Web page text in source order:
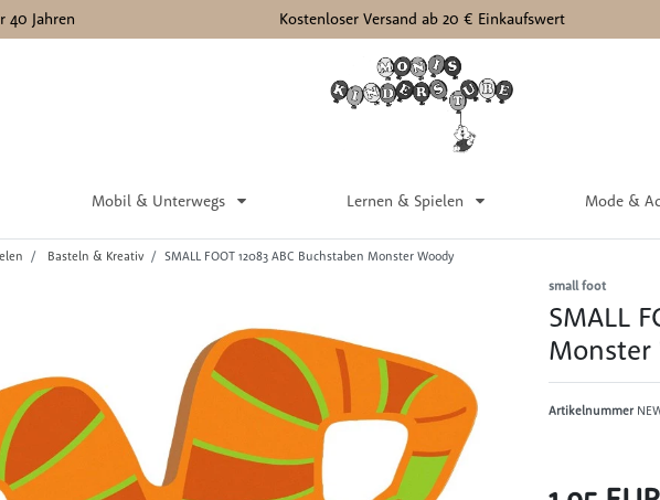
40 Jahren Kostenloser Versand ab 20 € Einkaufswert
Mobil & Unterwegs Lernen & Spielen Mode &
Basteln & Kreativ
SMALL FOOT 12083 ABC Buchstaben Monster Woody
small foot
SMALL
Monster
Artikelnummer